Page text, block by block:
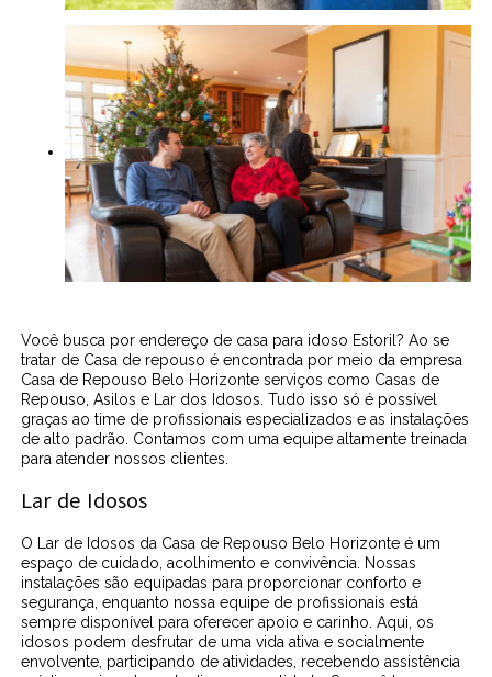
Você busca por endereço de casa para idoso Estoril? Ao se
tratar de Casa de repouso é encontrada por meio da empresa
Casa de Repouso Belo Horizonte serviços como Casas de
Repouso, Asilos e Lar dos Idosos. Tudo isso só é possível
graças ao time de profissionais especializados e as instalações
de alto padrão. Contamos com uma equipe altamente treinada
para atender nossos clientes.
Lar de Idosos
O Lar de Idosos da Casa de Repouso Belo Horizonte é um
espaço de cuidado, acolhimento e convivência. Nossas
instalações são equipadas para proporcionar conforto e
segurança, enquanto nossa equipe de profissionais está
sempre disponível para oferecer apoio e carinho. Aqui, os
idosos podem desfrutar de uma vida ativa e socialmente
envolvente, participando de atividades, recebendo assistência